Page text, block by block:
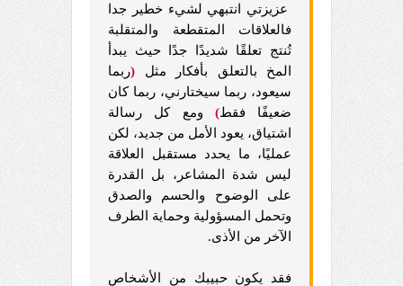
عزيزتي انتبهي لشيء خطير جدا
فالعلاقات المتقطعة والمتقلبة
تُنتج تعلقًا شديدًا جدًا حيث يبدأ
المخ بالتعلق بأفكار مثل (ربما
سيعود، ربما سيختارني، ربما كان
ضعيفًا فقط) ومع كل رسالة
اشتياق، يعود الأمل من جديد، لكن
عمليًا، ما يحدد مستقبل العلاقة
ليس شدة المشاعر، بل القدرة
على الوضوح والحسم والصدق
وتحمل المسؤولية وحماية الطرف
الآخر من الأذى.
فقد يكون حبيبك من الأشخاص